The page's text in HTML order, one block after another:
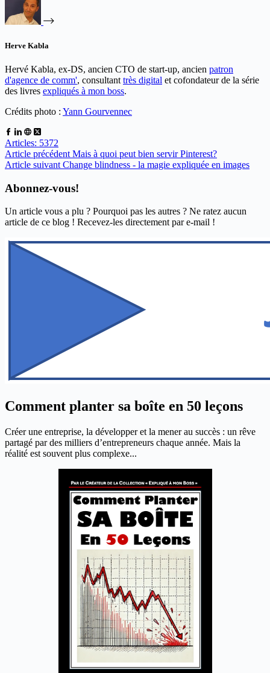
Herve Kabla
Hervé Kabla, ex-DS, ancien CTO de start-up, ancien patron
d'agence de comm', consultant très digital et cofondateur de la série
des livres expliqués à mon boss.
Crédits photo : Yann Gourvennec
Articles: 5372
Article précédent Mais à quoi peut bien servir Pinterest?
Article suivant Change blindness - la magie expliquée en images
Abonnez-vous!
Un article vous a plu ? Pourquoi pas les autres ? Ne ratez aucun
article de ce blog ! Recevez-les directement par e-mail !
Comment planter sa boîte en 50 leçons
Créer une entreprise, la développer et la mener au succès : un rêve
partagé par des milliers d’entrepreneurs chaque année. Mais la
réalité est souvent plus complexe...